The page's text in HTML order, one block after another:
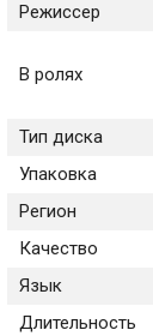
Режиссер
В ролях
Тип диска
Упаковка
Регион
Качество
Язык
Длительность